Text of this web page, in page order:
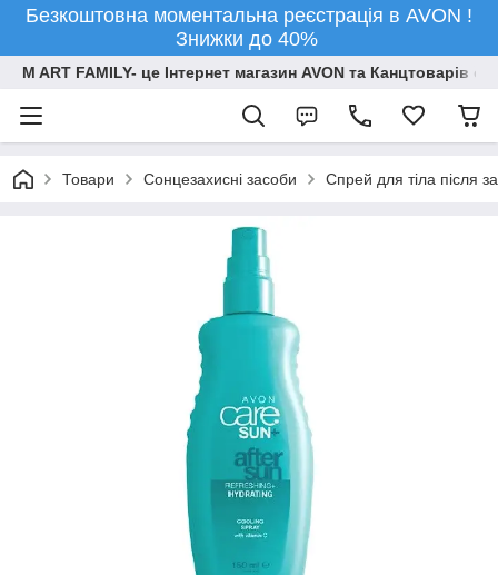
Безкоштовна моментальна реєстрація в AVON !
Знижки до 40%
M ART FAMILY- це Інтернет магазин AVON та Канцтоварів
Товари Сонцезахисні засоби Спрей для тіла після